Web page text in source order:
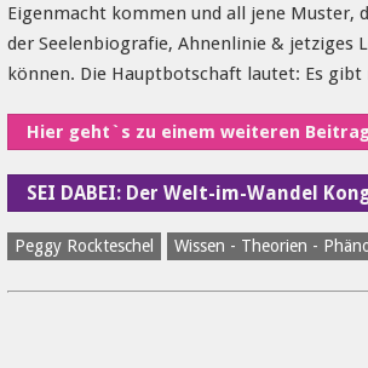
Eigenmacht kommen und all jene Muster,
der Seelenbiografie, Ahnenlinie & jetziges
können. Die Hauptbotschaft lautet: Es
Hier geht`s zu einem weiteren
SEI DABEI: Der Welt-im-Wandel
Peggy Rockteschel Wissen - Theorien -